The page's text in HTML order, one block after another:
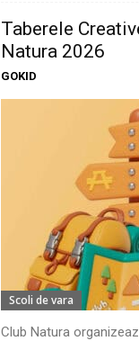
Taberele
Natura 2026
GOKID
Scoli de vara
Club Natura